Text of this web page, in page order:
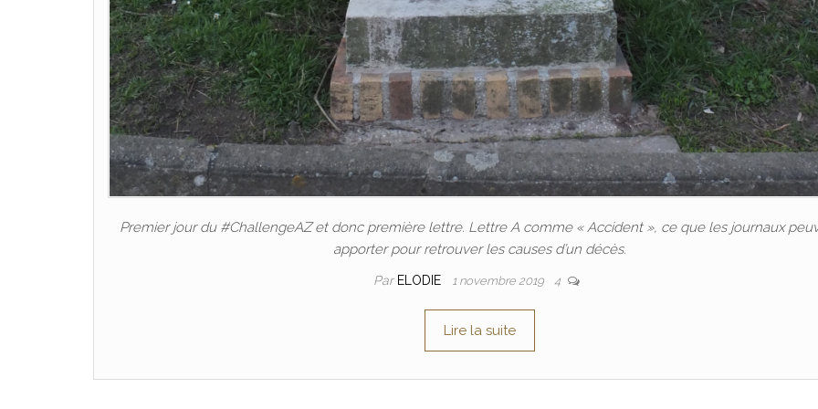
Premier jour du #ChallengeAZ et donc première lettre. Lettre A comme « Accident », ce que les journaux
apporter pour retrouver les causes d’un décès.
Par ELODIE 1 novembre 2019 4
Lire la suite